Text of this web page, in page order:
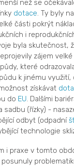
než se
dotace. Ty byly
části pokrýt
i
byla skutečnost,
zájem
které
k jinému využití,
získávat
do EU. Dalšími
sadbu (řízky) -
odbyt (odpadní
technologie
i praxe v tomto